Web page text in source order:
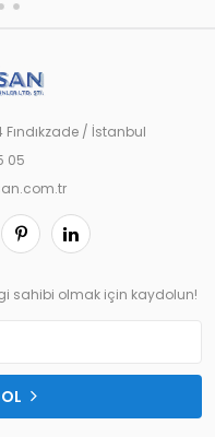
/ İstanbul
05
sahibi olmak için kaydolun!